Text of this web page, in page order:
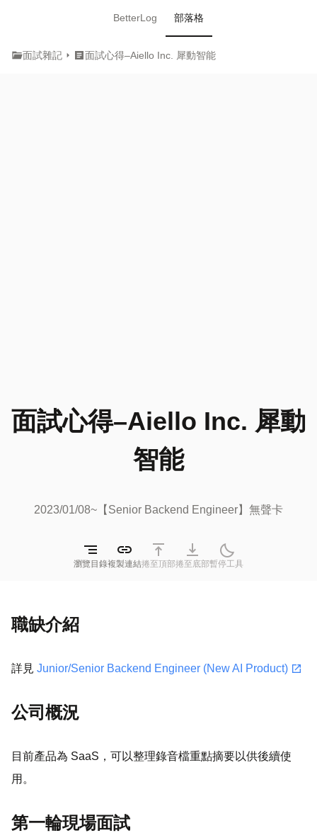
BetterLog 部落格
folder_open面試雜記 arrow_right article面試心得–Aiello Inc. 犀動智能
面試心得–Aiello Inc. 犀動
智能
2023/01/08~【Senior Backend Engineer】無聲卡
segment
瀏覽目錄
link
複製連結
vertical_align_top
捲至頂部
vertical_align_bottom
捲至底部
quiet_time
暫停工具
職缺介紹
詳見 Junior/Senior Backend Engineer (New AI Product) open_in_new
公司概況
目前產品為 SaaS，可以整理錄音檔重點摘要以供後續使
用。
第一輪現場面試